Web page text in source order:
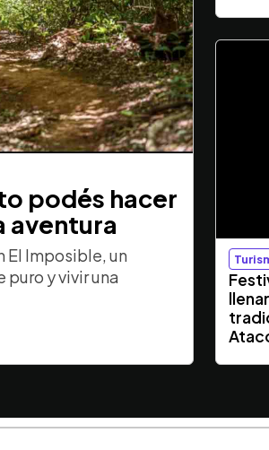
podés hacer
aventura
El Imposible, un
y vivir una